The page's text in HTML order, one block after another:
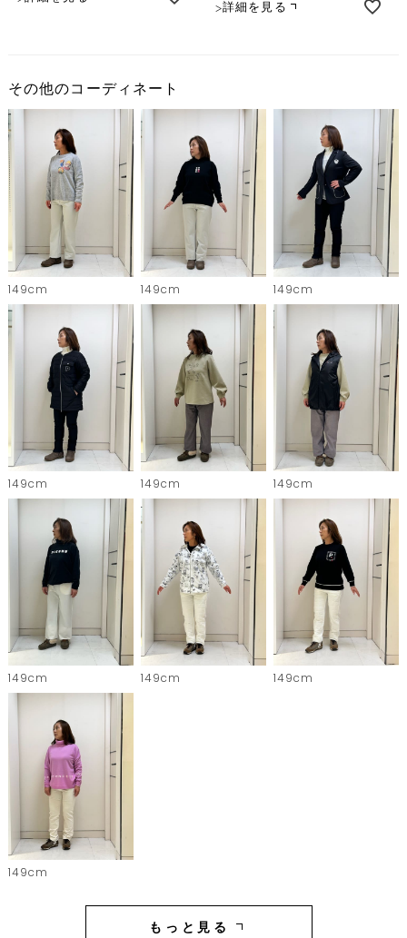
詳細を見る
その他のコーディネート
149cm 149cm 149cm
149cm 149cm 149cm
149cm 149cm 149cm
149cm
もっと見る